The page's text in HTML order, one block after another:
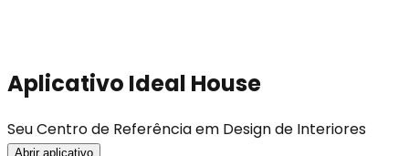
Aplicativo Ideal House
Seu Centro de Referência em Design de Interiores
Abrir aplicativo